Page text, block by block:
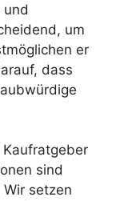
um
er
dass
sind
setzen